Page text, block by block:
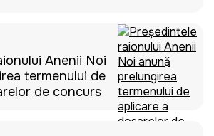
Anenii Noi
termenului de
de concurs